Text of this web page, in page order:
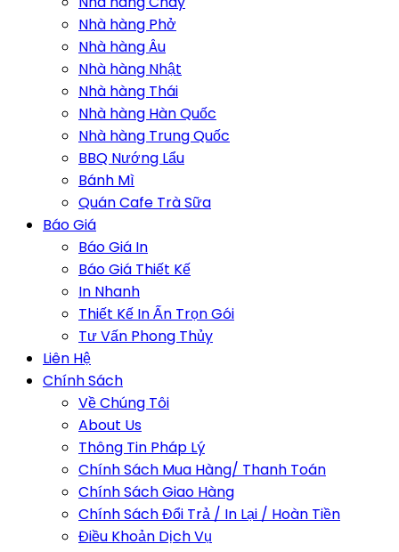
Nhà hàng Phở
Nhà hàng Âu
Nhà hàng Nhật
Nhà hàng Thái
Nhà hàng Hàn Quốc
Nhà hàng Trung Quốc
BBQ Nướng Lẩu
Bánh Mì
Quán Cafe Trà Sữa
Báo Giá
Báo Giá In
Báo Giá Thiết Kế
In Nhanh
Thiết Kế In Ấn Trọn Gói
Tư Vấn Phong Thủy
Liên Hệ
Chính Sách
Về Chúng Tôi
About Us
Thông Tin Pháp Lý
Chính Sách Mua Hàng/ Thanh Toán
Chính Sách Giao Hàng
Chính Sách Đổi Trả / In Lại / Hoàn Tiền
Điều Khoản Dịch Vụ